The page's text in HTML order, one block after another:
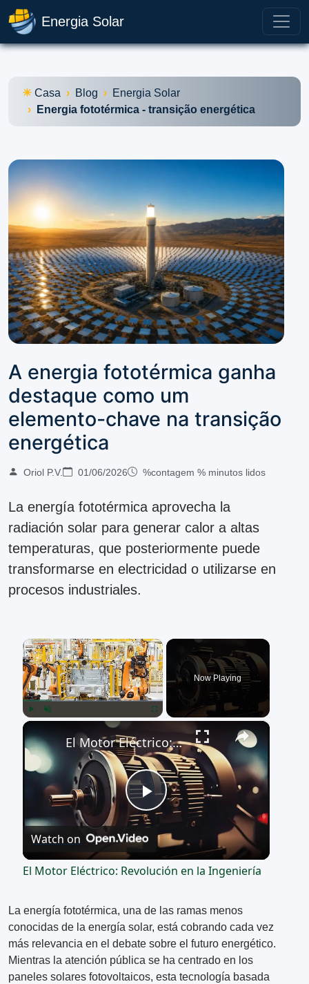
Energia Solar
Casa Blog
Energia Solar
Energia fototérmica - transição energética
A energia fototérmica ganha
destaque como um
elemento-chave na transição
energética
Oriol P.V. 01/06/2026 %contagem % minutos lidos
La energía fototérmica aprovecha la
radiación solar para generar calor a altas
temperaturas, que posteriormente puede
transformarse en electricidad o utilizarse en
procesos industriales.
×
Now Playing
×
Play
Video
El Motor Eléctrico: Revolución en la Ingeniería
Watch on
El Motor Eléctrico: Revolución en la Ingeniería
La energía fototérmica, una de las ramas menos
conocidas de la energía solar, está cobrando cada vez
más relevancia en el debate sobre el futuro energético.
Mientras la atención pública se ha centrado en los
paneles solares fotovoltaicos, esta tecnología basada